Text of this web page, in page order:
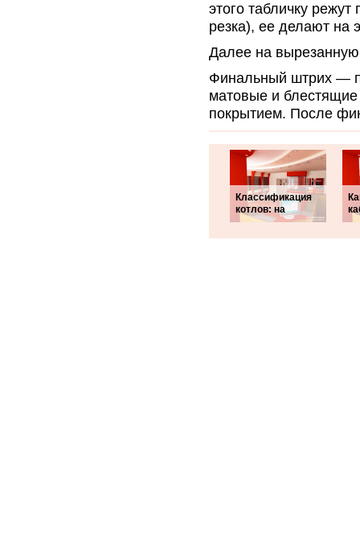
этого табличку
резка), ее делают на
Далее на вырезанную
Финальный штрих —
матовые и
покрытием. После
Классификация
котлов: на